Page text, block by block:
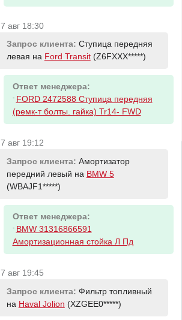
7 авг 18:30
Запрос клиента: Ступица передняя
левая на Ford Transit(Z6FXXX*****)
Ответ менеджера:
- FORD 2472588 Ступица передняя
(ремк-т болты. гайка) Tr14- FWD
7 авг 19:12
Запрос клиента: Амортизатор
передний левый на BMW 5
(WBAJF1*****)
Ответ менеджера:
- BMW 31316866591
Амортизационная стойка Л Пд
7 авг 19:45
Запрос клиента: Фильтр топливный
на Haval Jolion (XZGEE0*****)